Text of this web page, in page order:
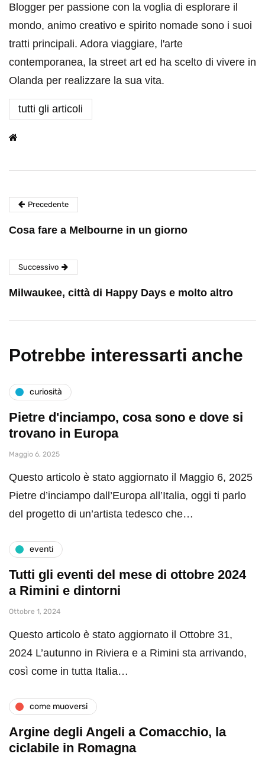
Blogger per passione con la voglia di esplorare il
mondo, animo creativo e spirito nomade sono i suoi
tratti principali. Adora viaggiare, l'arte
contemporanea, la street art ed ha scelto di vivere in
Olanda per realizzare la sua vita.
tutti gli articoli
Precedente
Cosa fare a Melbourne in un giorno
Successivo
Milwaukee, città di Happy Days e molto altro
Potrebbe interessarti anche
curiosità
Pietre d'inciampo, cosa sono e dove si
trovano in Europa
Maggio 6, 2025
Questo articolo è stato aggiornato il Maggio 6, 2025
Pietre d’inciampo dall’Europa all’Italia, oggi ti parlo
del progetto di un’artista tedesco che…
eventi
Tutti gli eventi del mese di ottobre 2024
a Rimini e dintorni
Ottobre 1, 2024
Questo articolo è stato aggiornato il Ottobre 31,
2024 L’autunno in Riviera e a Rimini sta arrivando,
così come in tutta Italia…
come muoversi
Argine degli Angeli a Comacchio, la
ciclabile in Romagna